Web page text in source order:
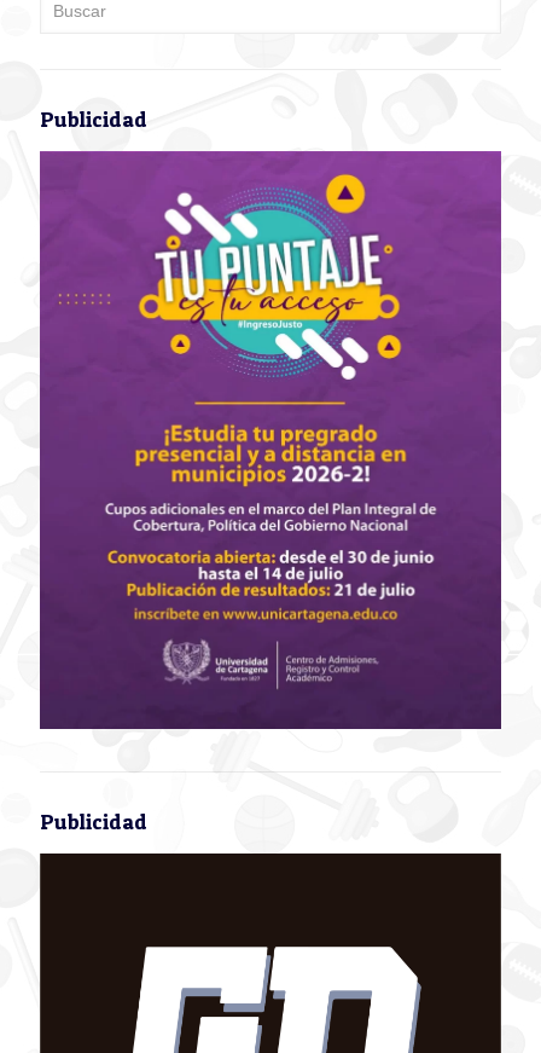
Publicidad
Publicidad